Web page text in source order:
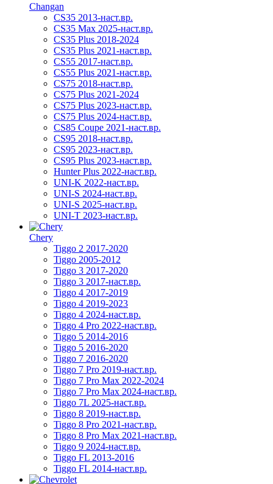
Changan
CS35 2013-наст.вр.
CS35 Max 2025-наст.вр.
CS35 Plus 2018-2024
CS35 Plus 2021-наст.вр.
CS55 2017-наст.вр.
CS55 Plus 2021-наст.вр.
CS75 2018-наст.вр.
CS75 Plus 2021-2024
CS75 Plus 2023-наст.вр.
CS75 Plus 2024-наст.вр.
CS85 Coupe 2021-наст.вр.
CS95 2018-наст.вр.
CS95 2023-наст.вр.
CS95 Plus 2023-наст.вр.
Hunter Plus 2022-наст.вр.
UNI-K 2022-наст.вр.
UNI-S 2024-наст.вр.
UNI-S 2025-наст.вр.
UNI-T 2023-наст.вр.
Chery
Tiggo 2 2017-2020
Tiggo 2005-2012
Tiggo 3 2017-2020
Tiggo 3 2017-наст.вр.
Tiggo 4 2017-2019
Tiggo 4 2019-2023
Tiggo 4 2024-наст.вр.
Tiggo 4 Pro 2022-наст.вр.
Tiggo 5 2014-2016
Tiggo 5 2016-2020
Tiggo 7 2016-2020
Tiggo 7 Pro 2019-наст.вр.
Tiggo 7 Pro Max 2022-2024
Tiggo 7 Pro Max 2024-наст.вр.
Tiggo 7L 2025-наст.вр.
Tiggo 8 2019-наст.вр.
Tiggo 8 Pro 2021-наст.вр.
Tiggo 8 Pro Max 2021-наст.вр.
Tiggo 9 2024-наст.вр.
Tiggo FL 2013-2016
Tiggo FL 2014-наст.вр.